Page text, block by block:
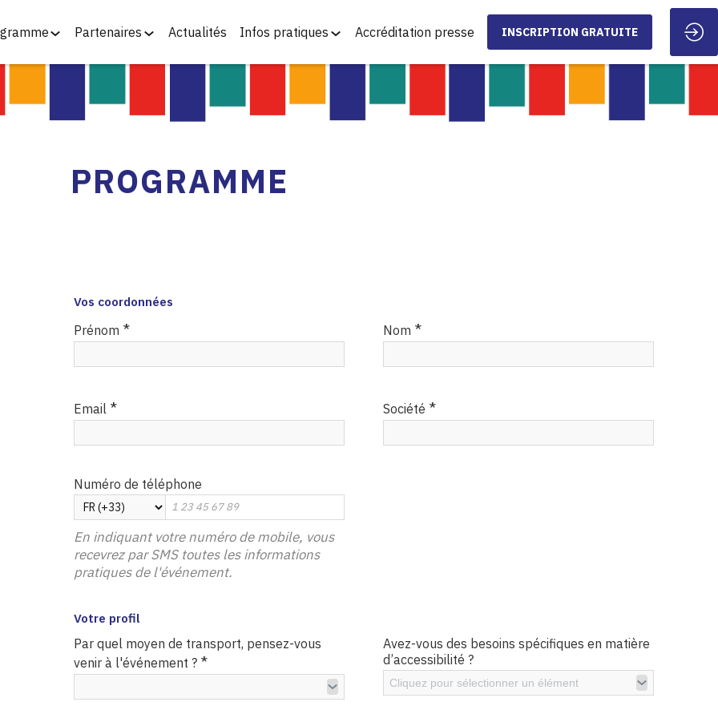
Partenaires Actualités Infos pratiques Accréditation presse INSCRIPTION GRATUITE
PROGRAMME
Vos coordonnées
Prénom * Nom *
Email * Société *
Numéro de téléphone
En indiquant votre numéro de mobile, vous
recevrez par SMS toutes les informations
pratiques de l'événement.
Votre profil
Par quel moyen de transport, pensez-vous
venir à l'événement ? *
Avez-vous des besoins spécifiques en matière
d’accessibilité ?
Cliquez pour sélectionner un élément